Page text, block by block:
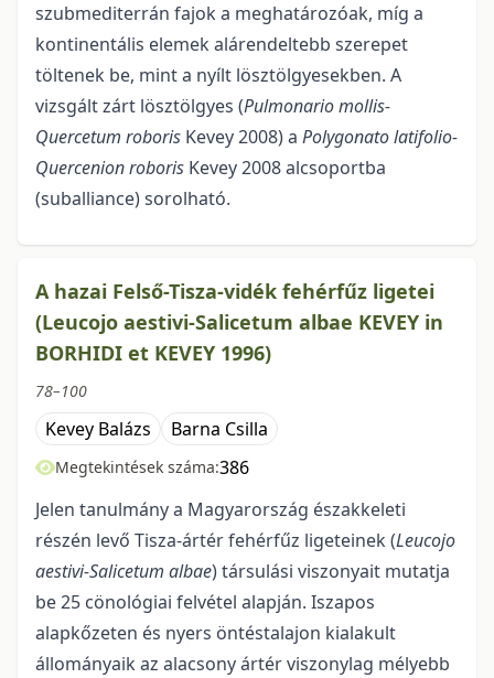
szubmediterrán fajok a meghatározóak, míg a
kontinentális elemek alárendeltebb sze­repet
töltenek be, mint a nyílt lösztölgyesekben. A
vizsgált zárt lösztöl­gyes (Pulmonario mollis-
Quercetum robo­ris Kevey 2008) a Polygonato latifolio-
Quercenion roboris Kevey 2008 alcsoportba
(suballiance) sorolható.
A hazai Felső-Tisza-vidék fehérfűz ligetei
(Leucojo aestivi-Salicetum albae KEVEY in
BORHIDI et KEVEY 1996)
78–100
Kevey Balázs Barna Csilla
Megtekintések száma:386
Jelen tanulmány a Magyarország északkeleti
részén levő Tisza-ártér fehérfűz ligeteinek (Leucojo
aestivi-Salicetum albae) társulási viszonyait mutatja
be 25 cönológiai felvétel alapján. Iszapos
alapkőzeten és nyers öntéstalajon kialakult
állományaik az alacsony ártér viszonylag mélyebb